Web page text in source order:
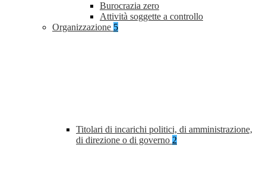
Burocrazia zero
Attività soggette a controllo
Organizzazione 5
Titolari di incarichi politici, di amministrazione,
di direzione o di governo 2